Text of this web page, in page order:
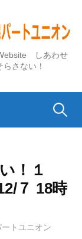
しあわせ
さない！
検
！１
７ 18時
トユニオン